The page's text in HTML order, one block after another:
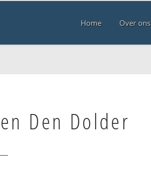
Home Over ons
Den Dolder